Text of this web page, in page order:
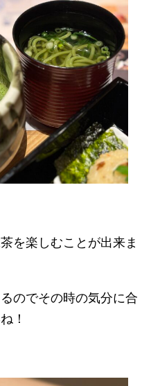
を楽しむことが出来ま
のでその時の気分に合
！